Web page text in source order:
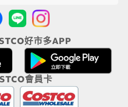
好市多APP
會員卡